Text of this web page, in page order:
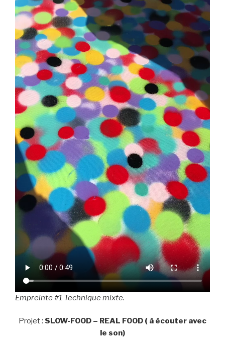
Empreinte #1 Technique mixte.
Projet : SLOW-FOOD – REAL FOOD ( à écouter avec
le son)